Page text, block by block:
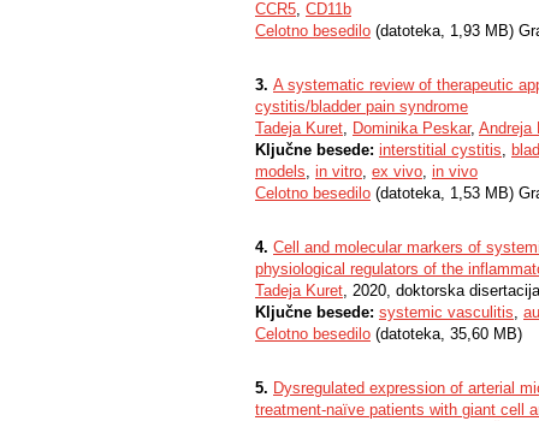
CCR5, CD11b
Celotno besedilo (datoteka, 1,93 MB)
3. A systematic review of therapeutic
cystitis/bladder pain syndrome
Tadeja Kuret, Dominika Peskar, Andreja
Ključne besede: interstitial cystitis,
models, in vitro, ex vivo, in vivo
Celotno besedilo (datoteka, 1,53 MB)
4. Cell and molecular markers of
physiological regulators of the
Tadeja Kuret, 2020, doktorska disertacija
Ključne besede: systemic vasculitis,
Celotno besedilo (datoteka, 35,60 MB)
5. Dysregulated expression of arterial
treatment-naïve patients with giant cell